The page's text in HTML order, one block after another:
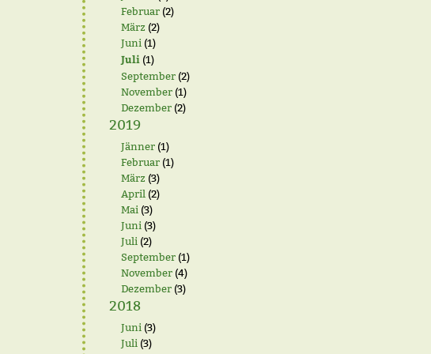
Februar(2)
März (2)
Juni (1)
Juli (1)
September(2)
November(1)
Dezember(2)
2019
Jänner(1)
Februar(1)
März (3)
April (2)
Mai (3)
Juni (3)
Juli (2)
September(1)
November(4)
Dezember(3)
2018
Juni (3)
Juli (3)